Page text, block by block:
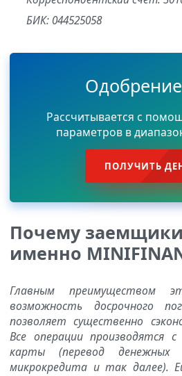
БИК: 044525058
Рассчитывается с
параметров в
ПОЛУЧИТЬ
Почему
именно
Главным преимуществом
возможность досрочного
позволяет существенно
Все операции производятся
карты (перевод денежных
микрокредита и так далее).